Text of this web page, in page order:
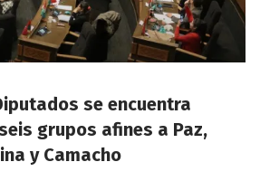
se encuentra
grupos afines a Paz,
y Camacho